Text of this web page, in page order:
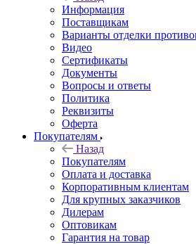
Информация
Поставщикам
Варианты отделки
Видео
Сертификаты
Документы
Вопросы и ответы
Политика
Реквизиты
Оферта
Покупателям
Назад
Покупателям
Оплата и доставка
Корпоративным клиентам
Для крупных заказчиков
Дилерам
Оптовикам
Гарантия на товар